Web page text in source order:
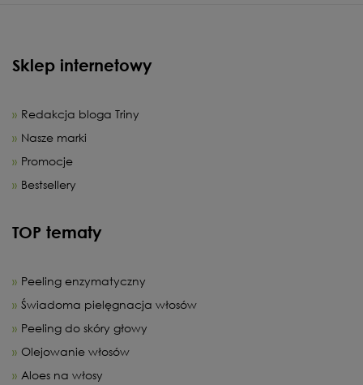
Sklep internetowy
Redakcja bloga Triny
Nasze marki
Promocje
Bestsellery
TOP tematy
Peeling enzymatyczny
Świadoma pielęgnacja włosów
Peeling do skóry głowy
Olejowanie włosów
Aloes na włosy